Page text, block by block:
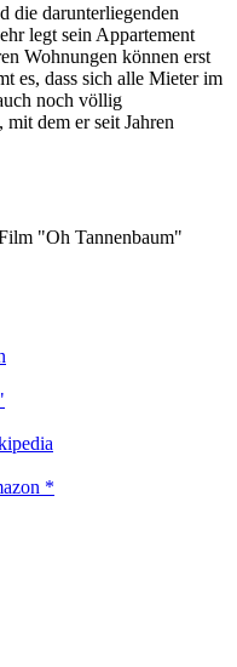
die darunterliegenden
legt sein Appartement
Wohnungen können erst
es, dass sich alle Mieter im
noch völlig
dem er seit Jahren
"Oh Tannenbaum"
*